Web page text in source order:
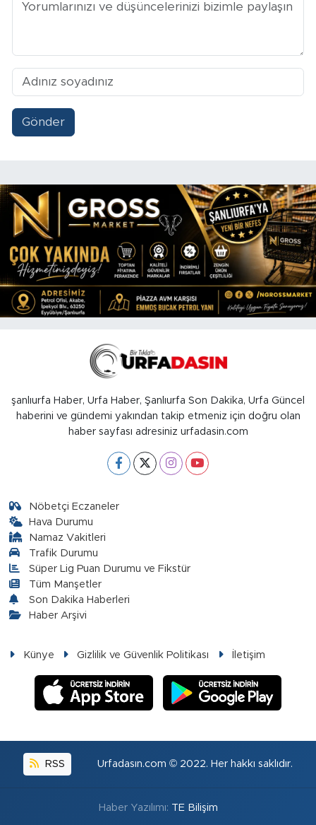
Gönder
şanlıurfa Haber, Urfa Haber, Şanlıurfa Son Dakika, Urfa Güncel
haberini ve gündemi yakından takip etmeniz için doğru olan
haber sayfası adresiniz urfadasin.com
Nöbetçi Eczaneler
Hava Durumu
Namaz Vakitleri
Trafik Durumu
Süper Lig Puan Durumu ve Fikstür
Tüm Manşetler
Son Dakika Haberleri
Haber Arşivi
Künye Gizlilik ve Güvenlik Politikası İletişim
RSS Urfadasın.com © 2022. Her hakkı saklıdır.
Haber Yazılımı: TE Bilişim